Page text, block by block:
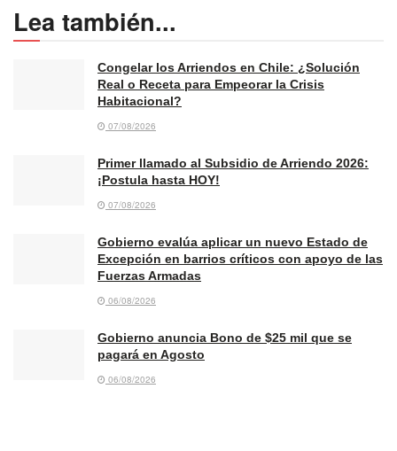
Lea también...
Congelar los Arriendos en Chile: ¿Solución
Real o Receta para Empeorar la Crisis
Habitacional?
07/08/2026
Primer llamado al Subsidio de Arriendo 2026:
¡Postula hasta HOY!
07/08/2026
Gobierno evalúa aplicar un nuevo Estado de
Excepción en barrios críticos con apoyo de las
Fuerzas Armadas
06/08/2026
Gobierno anuncia Bono de $25 mil que se
pagará en Agosto
06/08/2026